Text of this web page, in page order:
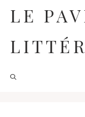
contenu
LE